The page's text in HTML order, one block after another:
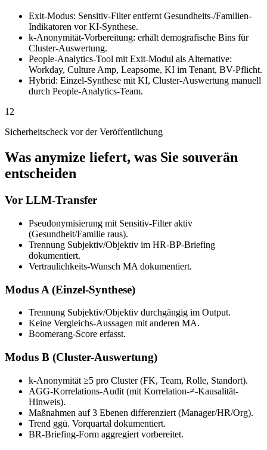
Exit-Modus: Sensitiv-Filter entfernt Gesundheits-/Familien-
Indikatoren vor KI-Synthese.
k-Anonymität-Vorbereitung: erhält demografische Bins für
Cluster-Auswertung.
People-Analytics-Tool mit Exit-Modul als Alternative:
Workday, Culture Amp, Leapsome, KI im Tenant, BV-Pflicht.
Hybrid: Einzel-Synthese mit KI, Cluster-Auswertung manuell
durch People-Analytics-Team.
12
Sicherheitscheck vor der Veröffentlichung
Was anymize liefert, was Sie souverän
entscheiden
Vor LLM-Transfer
Pseudonymisierung mit Sensitiv-Filter aktiv
(Gesundheit/Familie raus).
Trennung Subjektiv/Objektiv im HR-BP-Briefing
dokumentiert.
Vertraulichkeits-Wunsch MA dokumentiert.
Modus A (Einzel-Synthese)
Trennung Subjektiv/Objektiv durchgängig im Output.
Keine Vergleichs-Aussagen mit anderen MA.
Boomerang-Score erfasst.
Modus B (Cluster-Auswertung)
k-Anonymität ≥5 pro Cluster (FK, Team, Rolle, Standort).
AGG-Korrelations-Audit (mit Korrelation-≠-Kausalität-
Hinweis).
Maßnahmen auf 3 Ebenen differenziert (Manager/HR/Org).
Trend ggü. Vorquartal dokumentiert.
BR-Briefing-Form aggregiert vorbereitet.